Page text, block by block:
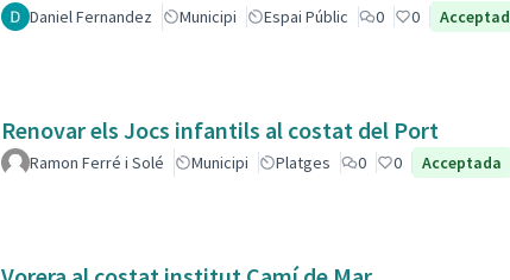
Daniel Fernandez Municipi Espai Públic 0 0
Renovar els Jocs infantils al costat del Port
Ramon Ferré i Solé Municipi Platges 0 0 Acceptada